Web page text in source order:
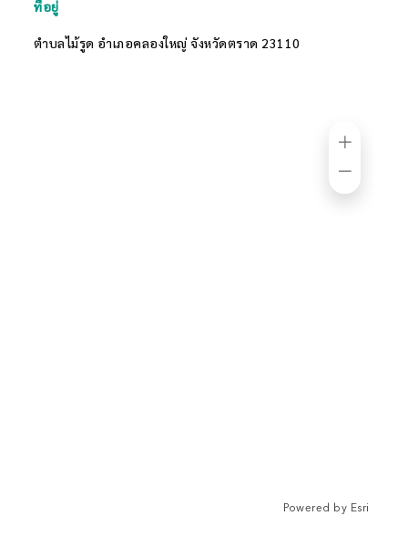
ที่อยู่
ตำบลไม้รูด อำเภอคลองใหญ่ จังหวัดตราด 23110
Zoom
out
Powered by Esri